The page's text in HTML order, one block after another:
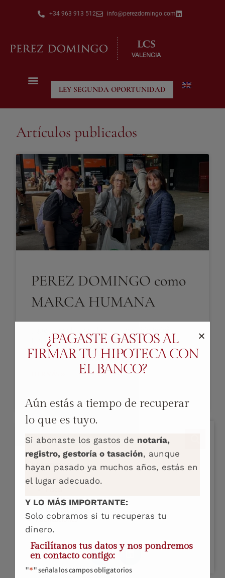
+34 963 913 512 info@perezdomingo.com
LEY SEGUNDA OPORTUNIDAD
Artículos publicados
PEREZ DOMINGO como
MARCA HUMANA
Literalmente nada y eso es durísimo. En esos
momentos, el apoyo y
4 noviembre, 2024
Categorías
Noticias
Jurídico
Publicaciones
¿PAGASTE GASTOS AL
FIRMAR TU HIPOTECA CON
EL BANCO?
Aún estás a tiempo de recuperar
lo que es tuyo.
Si abonaste los gastos de notaría,
registro, gestoría o tasación, aunque
hayan pasado ya muchos años, estás en
el lugar adecuado.
Y LO MÁS IMPORTANTE:
Solo cobramos si tu recuperas tu
dinero.
Facilítanos tus datos y nos pondremos
en contacto contigo:
"*" señala los campos obligatorios